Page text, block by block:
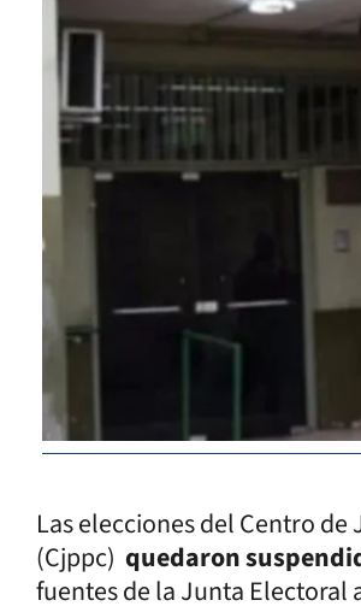
Las elecciones del Centro
(Cjppc) quedaron
fuentes de la Junta Electoral